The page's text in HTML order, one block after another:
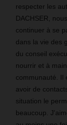
respecter les
DACHSER,
continuer à se
dans la vie des
du conseil
nourrir et à
communauté. Il
avoir de
situation le
beaucoup.